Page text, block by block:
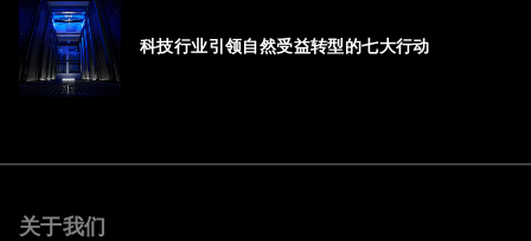
科技行业引领自然受益转型的七大行动
关于我们